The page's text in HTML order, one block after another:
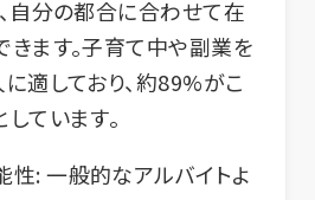
自分の都合に合わせて在
ます。子育て中や副業を
適しており、約89%がこ
ています。
性: 一般的なアルバイトよ